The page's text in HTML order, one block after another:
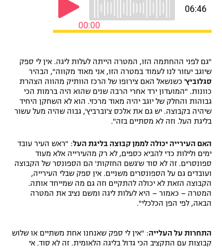
לוח דרושים – ג'ובנט
תגיות
"גם לפני ההחתמה הזו, המטרה הייתה לעלות ליגה. אין לי ספק
שיוגב יעזור לנו לעמוד במטרה הזו, אני מאוד מקווה", הבהיר
סגלוביץ' כשנשאל האם צירופו של הרכז הוותיק מהווה הצהרת
כוונות. "המועדון ירד אחרי הרבה שנים שהוא היה ברמות הכי
גבוהות והחלק של יוגב יהיה מאוד מרכזי. הוא לא השחקן היחיד
שיהיה בקבוצה. יש גם את אלכס צ'וברביץ', גבוה שהיה מעל עשור
בליגת העל. וזה לא מסתיים בזה".
האם העירייה יכולה לממן קבוצה בליגת העל: "ראש העיר עובד
ימים ולילות כדי להביא כספים, לא רק מהעירייה אלא מעוד
ספונסרים. זה לא סוד ש'גשם החזקות' הם הספונסר של הקבוצה
ועובדים גם על הספונסרים משניים. אין ספק שבלי העירייה,
הקבוצה הזאת לא יכולה להתקיים וזה גם מה שמייחד אותה.
המטרה – כאמור – היא לעלות ליגה ומשם נציב את המטרה
הבאה, לפי הפן הכלכלי".
התחרות על העלייה: "אין לי ספק שאנחנו אחת משתיים או שלוש
קבוצות עם התקציב הכי גדול בליגה הלאומית. זה לא סוד. אי